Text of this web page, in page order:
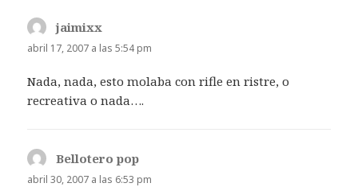
jaimixx
abril 17, 2007 a las 5:54 pm
Nada, nada, esto molaba con rifle en ristre, o
recreativa o nada….
Bellotero pop
abril 30, 2007 a las 6:53 pm